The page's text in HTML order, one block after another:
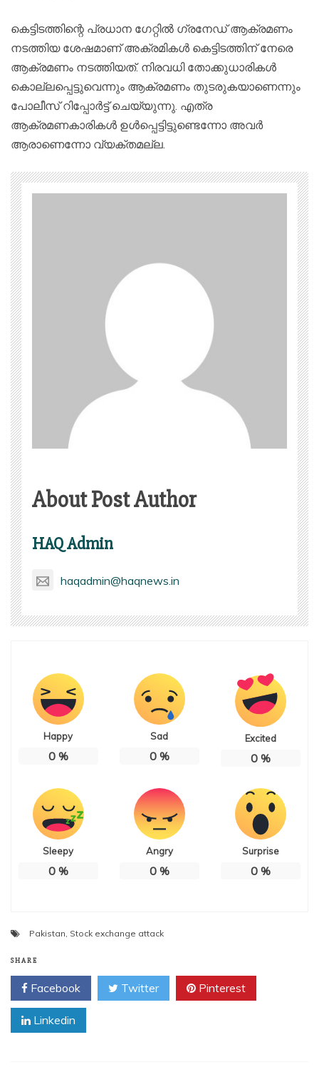
കെട്ടിടത്തിന്റെ പ്രധാന ഗേറ്റിൽ ഗ്രനേഡ് ആക്രമണം
നടത്തിയ ശേഷമാണ് അക്രമികൾ കെട്ടിടത്തിന് നേരെ
ആക്രമണം നടത്തിയത്. നിരവധി തോക്കുധാരികൾ
കൊല്ലപ്പെട്ടുവെന്നും ആക്രമണം തുടരുകയാണെന്നും
പോലീസ് റിപ്പോർട്ട് ചെയ്യുന്നു. എത്ര
ആക്രമണകാരികൾ ഉൾപ്പെട്ടിട്ടുണ്ടെന്നോ അവർ
ആരാണെന്നോ വ്യക്തമല്ല.
About Post Author
HAQ Admin
haqadmin@haqnews.in
Happy
0%
Sad
0%
Excited
0%
Sleepy
0%
Angry
0%
Surprise
0%
Pakistan, Stock exchange attack
SHARE
Facebook Twitter Pinterest
Linkedin